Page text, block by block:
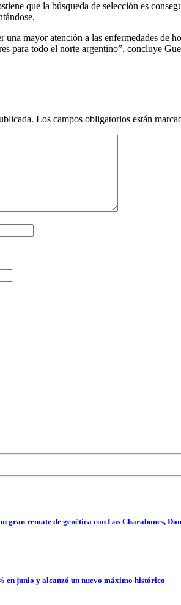
que la búsqueda de selección es
una mayor atención a las enfermedades
para todo el norte argentino”, concluye
Los campos obligatorios están
gran remate de genética con Los Charabones,
en junio y alcanzó un nuevo máximo histórico